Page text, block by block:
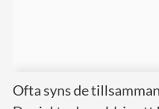
Ofta syns de